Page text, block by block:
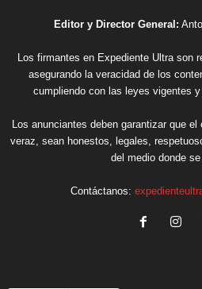
Editor y Director General:
Los firmantes en Expediente Ultra son
asegurando la veracidad de los
cumpliendo con las leyes vigentes
Los anunciantes deben garantizar que
veraz, sean honestos, legales,
del medio donde
Contáctanos: